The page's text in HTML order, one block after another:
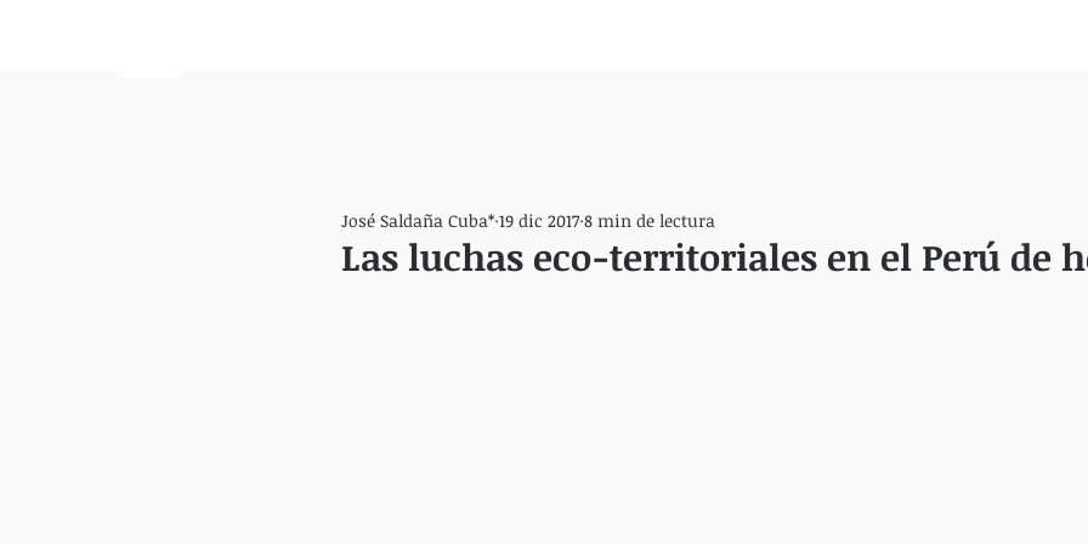
Las luchas eco-territoriales en el Perú de
José Saldaña Cuba* 19 dic 2017 8 min de lectura